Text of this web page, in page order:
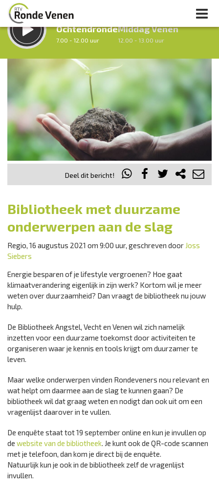
LUISTER LIVE:
Ochtendronde
7.00 - 12.00 uur
Middag Venen
12.00 - 13.00 uur
Volgend uur
Inklappen
Deel dit bericht!
Bibliotheek met duurzame
onderwerpen aan de slag
Regio, 16 augustus 2021 om 9:00 uur, geschreven door Joss
Siebers
Energie besparen of je lifestyle vergroenen? Hoe gaat
klimaatverandering eigenlijk in zijn werk? Kortom wil je meer
weten over duurzaamheid? Dan vraagt de bibliotheek nu jouw
hulp.
De Bibliotheek Angstel, Vecht en Venen wil zich namelijk
inzetten voor een duurzame toekomst door activiteiten te
organiseren waar je kennis en tools krijgt om duurzamer te
leven.
Maar welke onderwerpen vinden Rondeveners nou relevant en
wat helpt om daarmee aan de slag te kunnen gaan? De
bibliotheek wil dat graag weten en nodigt dan ook uit om een
vragenlijst daarover in te vullen.
De enquête staat tot 19 september online en kun je invullen op
de website van de bibliotheek. Je kunt ook de QR-code scannen
met je telefoon, dan kom je direct bij de enquête.
Natuurlijk kun je ook in de bibliotheek zelf de vragenlijst
invullen.